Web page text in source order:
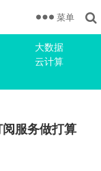
大数据
云计算
菜单
服务做打算